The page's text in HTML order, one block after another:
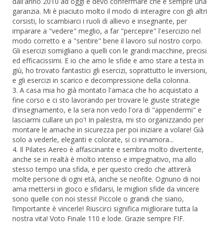
garanzia. Mi è piaciuto molto il modo di interagire con gli altri
corsisti, lo scambiarci i ruoli di allievo e insegnante, per
imparare a "vedere" meglio, a far "percepire" l'esercizio nel
modo corretto e a "sentire" bene il lavoro sul nostro corpo.
Gli esercizi somigliano a quelli con le grandi macchine, precisi
ed efficacissimi. E io che amo le sfide e amo stare a testa in
giù, ho trovato fantastici gli esercizi, soprattutto le inversioni,
e gli esercizi in scarico e decompressione della colonna.
3. A casa mia ho già montato l'amaca che ho acquistato a
fine corso e ci sto lavorando per trovare le giuste strategie
d'insegnamento, e la sera non vedo l'ora di "appendermi" e
lasciarmi cullare un po'! In palestra, mi sto organizzando per
montare le amache in sicurezza per poi iniziare a volare! Già
solo a vederle, eleganti e colorate, si ci innamora...
4. Il Pilates Aereo è affascinante e sembra molto divertente,
anche se in realtà è molto intenso e impegnativo, ma allo
stesso tempo una sfida, e per questo credo che attirerà
molte persone di ogni età, anche se neofite. Ognuno di noi
ama mettersi in gioco e sfidarsi, le migliori sfide da vincere
sono quelle con noi stessi! Piccole o grandi che siano,
l’importante è vincerle! Riuscirci significa migliorare tutta la
nostra vita! Voto Finale 110 e lode. Grazie sempre FIF.